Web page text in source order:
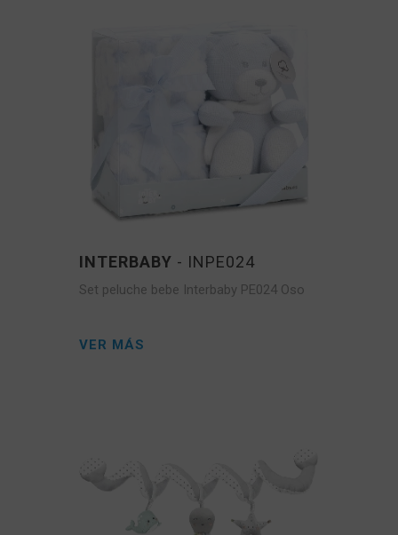
INTERBABY - INPE024
Set peluche bebe Interbaby PE024 Oso
VER MÁS